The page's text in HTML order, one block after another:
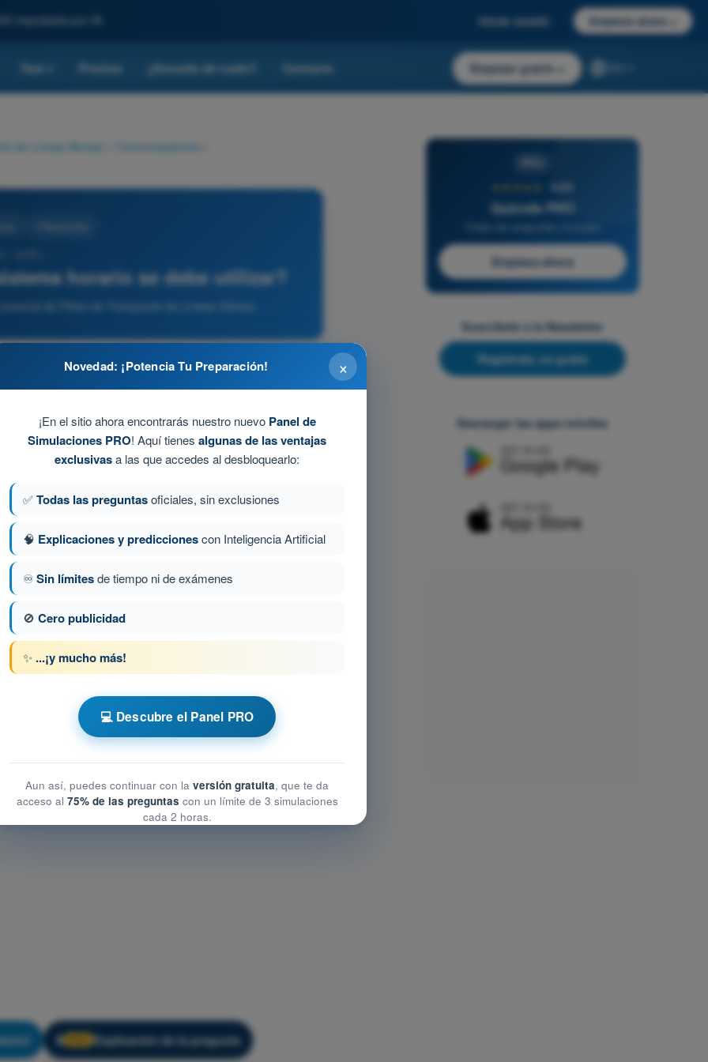
impulsada por IA. Iniciar sesión Empieza ahora
Test Precios ¿Escuela de vuelo? Contacto Empezar gratis
de Líneas Aéreas Comunicaciones
horario se debe utilizar?
de Piloto de Transporte de Líneas Aéreas
se requieren los minutos
107 de 450 Siguiente pregunta
- Licencia de Piloto de Transporte de
de Entrenamiento ATPL - Comunicaciones
🔒 Explicación de la pregunta
4,6/5
Quizvds PRO
Empieza ahora
Suscríbete a la Newsletter
Regístrate, es gratis
Descargar las apps móviles
×
Novedad: ¡Potencia Tu Preparación!
¡En el sitio ahora encontrarás nuestro nuevo Panel de
Simulaciones PRO! Aquí tienes algunas de las ventajas
exclusivasa las que accedes al desbloquearlo:
✅Todas las preguntasoficiales, sin exclusiones
🧠 Explicaciones y prediccionescon Inteligencia Artificial
♾️Sin límitesde tiempo ni de exámenes
🚫 Cero publicidad
✨ ...¡y mucho más!
💻 Descubre el Panel PRO
Aun así, puedes continuar con la versión gratuita, que te da
acceso al 75% de las preguntas con un límite de 3 simulaciones
cada 2 horas.